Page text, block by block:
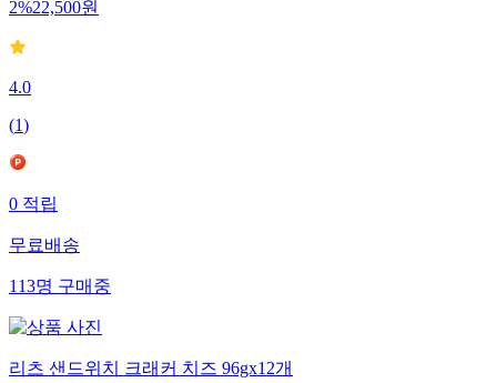
2%22,500원
4.0
(1)
0적립
무료배송
113명구매중
리츠 샌드위치 크래커 치즈 96gx12개